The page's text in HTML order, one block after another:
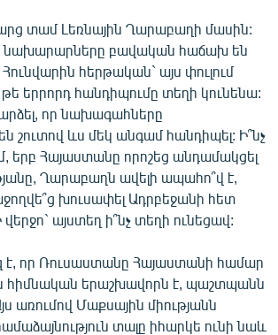
տամ Լեռնային Ղարաբաղի մասին:
նախարարները բավական հաճախ են
Հունվարին հերթական` այս փուլում
երրորդ հանդիպումը տեղի կունենա:
որ նախագահները
շուտով ևս մեկ անգամ հանդիպել: Ի՞նչ
երբ Հայաստանը որոշեց անդամակցել
Ղարաբաղն ավելի ապահո՞վ է,
խուսափել Ադրբեջանի հետ
այստեղ ի՞նչ տեղի ունեցավ:
է, որ Ռուսաստանը Հայաստանի համար
հիմնական երաշխավորն է, պաշտպանն
առումով Մաքսային միությանն
տալը իհարկե ունի նաև